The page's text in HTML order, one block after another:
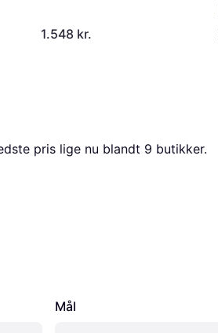
1.548 kr.
pris lige nu blandt 9 butikker.
Mål